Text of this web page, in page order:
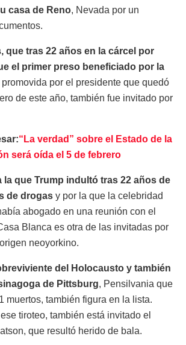
casa de Reno, Nevada por un
que tras 22 años en la cárcel por
el primer preso beneficiado por la
promovida por el presidente que quedó
de este año, también fue invitado por
“La verdad” sobre el Estado de la
será oída el 5 de febrero
la que Trump indultó tras 22 años de
de drogas y por la que la celebridad
abogado en una reunión con el
Blanca es otra de las invitadas por
neoyorkino.
del Holocausto y también
de Pittsburg, Pensilvania que
muertos, también figura en la lista.
tiroteo, también está invitado el
que resultó herido de bala.